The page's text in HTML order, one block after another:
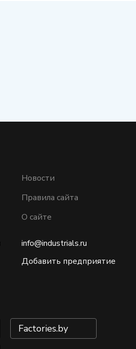
Новости
Правила сайта
О сайте
info@industrials.ru
Добавить предприятие
Factories.by